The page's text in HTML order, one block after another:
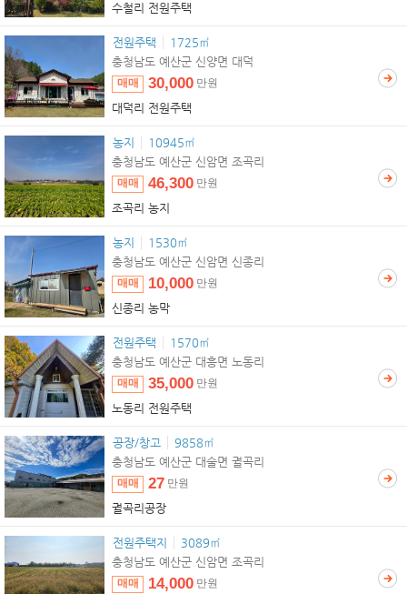
수철리 전원주택
전원주택 1725㎡
대덕리 전원주택
매매 30,000 만원
충청남도 예산군 신양면 대덕
농지 10945㎡
조곡리 농지
매매 46,300 만원
충청남도 예산군 신암면 조곡리
농지 1530㎡
신종리 농막
매매 10,000 만원
충청남도 예산군 신암면 신종리
전원주택 1570㎡
노동리 전원주택
매매 35,000 만원
충청남도 예산군 대흥면 노동리
공장/창고 9858㎡
궐곡리공장
매매 27 만원
충청남도 예산군 대술면 궐곡리
전원주택지 3089㎡
매매 14,000 만원
충청남도 예산군 신암면 조곡리